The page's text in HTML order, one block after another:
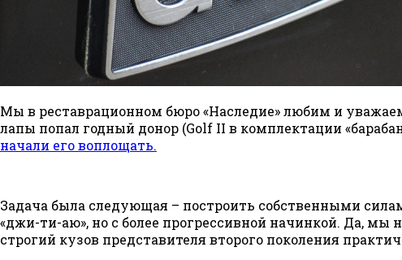
Мы в реставрационном бюро «Наследие» любим и
лапы попал годный донор (Golf II в комплектации
начали его воплощать.
Задача была следующая – построить собственными
«джи-ти-аю», но с более прогрессивной начинкой. Да,
строгий кузов представителя второго поколения